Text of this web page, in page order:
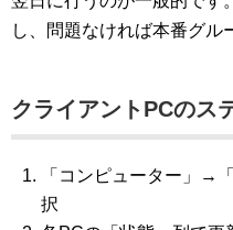
し、問題なければ本番グル
クライアントPCのス
「コンピューター」→
択